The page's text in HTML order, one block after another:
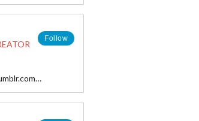
Follow
（◆→＠）